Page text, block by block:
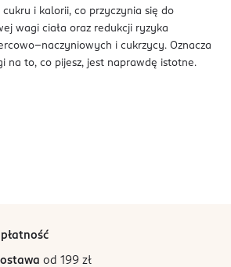
i kalorii, co przyczynia się do
wagi ciała oraz redukcji ryzyka
i cukrzycy. Oznacza
na to, co pijesz, jest naprawdę istotne.
od 199 zł